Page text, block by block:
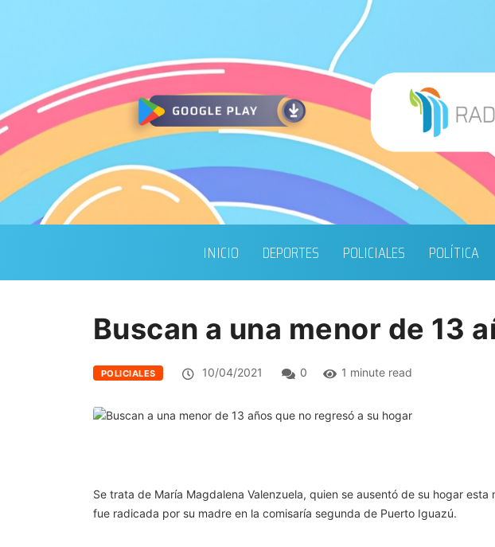
INICIO DEPORTES POLICIALES POLÍTICA
Buscan a una menor de 13
POLICIALES 10/04/2021 0 1 minute read
Se trata de María Magdalena Valenzuela, quien se ausentó de su hogar
fue radicada por su madre en la comisaría segunda de Puerto Iguazú.